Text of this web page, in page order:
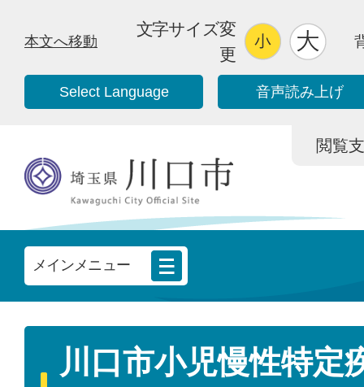
本文へ移動
文字サイズ変
更
Select Language 音声読み上げ
閲覧
メインメニュー
川口市小児慢性特定